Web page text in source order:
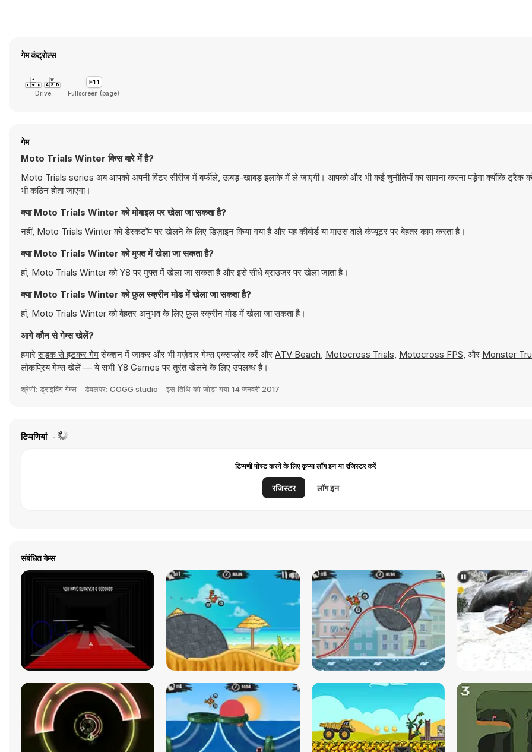
गेम कंट्रोल्स
Drive Fullscreen (page)
गेम
Moto Trials Winter किस बारे में है?
Moto Trials series अब आपको अपनी विंटर सीरीज़ में बर्फीले, ऊबड़-खाबड़ इलाके में ले जाएगी। आपको और भी कई चुनौतियों का सामना करना पड़ेगा क्योंकि ट्रैक
भी कठिन होता जाएगा।
क्या Moto Trials Winter को मोबाइल पर खेला जा सकता है?
नहीं, Moto Trials Winter को डेस्कटॉप पर खेलने के लिए डिज़ाइन किया गया है और यह कीबोर्ड या माउस वाले कंप्यूटर पर बेहतर काम करता है।
क्या Moto Trials Winter को मुफ्त में खेला जा सकता है?
हां, Moto Trials Winter को Y8 पर मुफ्त में खेला जा सकता है और इसे सीधे ब्राउज़र पर खेला जाता है।
क्या Moto Trials Winter को फ़ुल स्क्रीन मोड में खेला जा सकता है?
हां, Moto Trials Winter को बेहतर अनुभव के लिए फ़ुल स्क्रीन मोड में खेला जा सकता है।
आगे कौन से गेम्स खेलें?
हमारेसड़क से हटकर गेमसेक्शन में जाकर और भी मज़ेदार गेम्स एक्सप्लोर करें और ATV Beach, Motocross Trials, Motocross FPS, और Monster
लोकप्रिय गेम्स खेलें — ये सभी Y8 Games पर तुरंत खेलने के लिए उपलब्ध हैं।
श्रेणी: ड्राइविंग गेम्स डेवलपर: COGG studio इस तिथि को जोड़ा गया 14 जनवरी 2017
टिप्पणियां
टिप्पणी पोस्ट करने के लिए कृप्या लॉग इन या रजिस्टर करें
रजिस्टर लॉग इन
संबंधित गेम्स